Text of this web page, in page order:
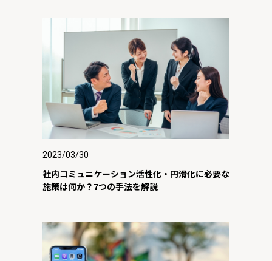
2023/03/30
社内コミュニケーション活性化・円滑化に必要な
施策は何か？7つの手法を解説